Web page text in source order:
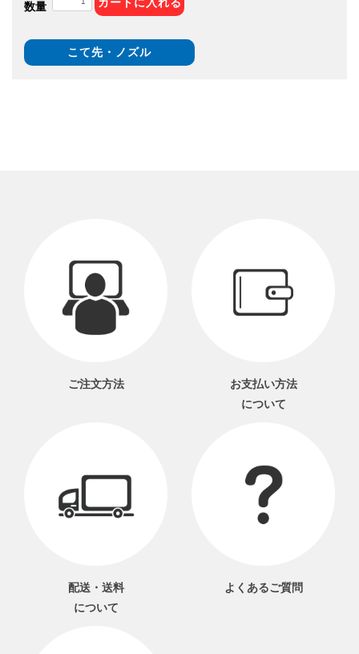
数量 カートに入れる
こて先・ノズル
ご注文方法
お支払い方法
について
配送・送料
について
よくあるご質問